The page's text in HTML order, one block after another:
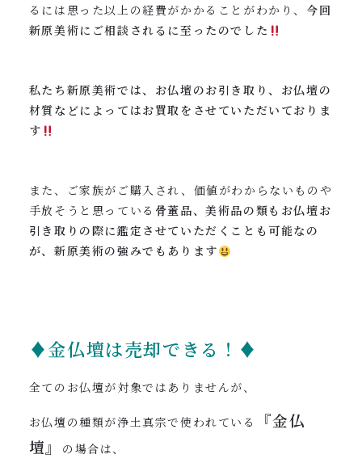
るには思った以上の経費がかかることがわかり、今回
新原美術にご相談されるに至ったのでした
私たち新原美術では、お仏壇のお引き取り、お仏壇の
材質などによってはお買取をさせていただいておりま
す
また、ご家族がご購入され、価値がわからないものや
手放そうと思っている 骨董品、美術品の類もお仏壇お
引き取りの際に鑑定させていただくことも可能なの
が、新原美術の強みでもあります
♦金仏壇は売却できる！♦
全てのお仏壇が対象ではありませんが、
お仏壇の種類が浄土真宗で使われている
『金仏
壇』
の場合は、